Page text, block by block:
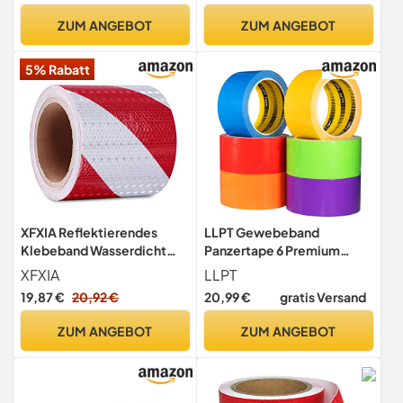
ZUM ANGEBOT
selbstklebend – Made in EU
ZUM ANGEBOT
5% Rabatt
XFXIA Reflektierendes
Klebeband Wasserdicht
Reflektorband Rot
Weiß10cmx10m
XFXIA
19,87 € 20,92 €
ZUM ANGEBOT
LLPT Gewebeband
Panzertape 6 Premium
50mm x 14m Extrem
Starkes
LLPT
20,99 € gratis Versand
ZUM ANGEBOT